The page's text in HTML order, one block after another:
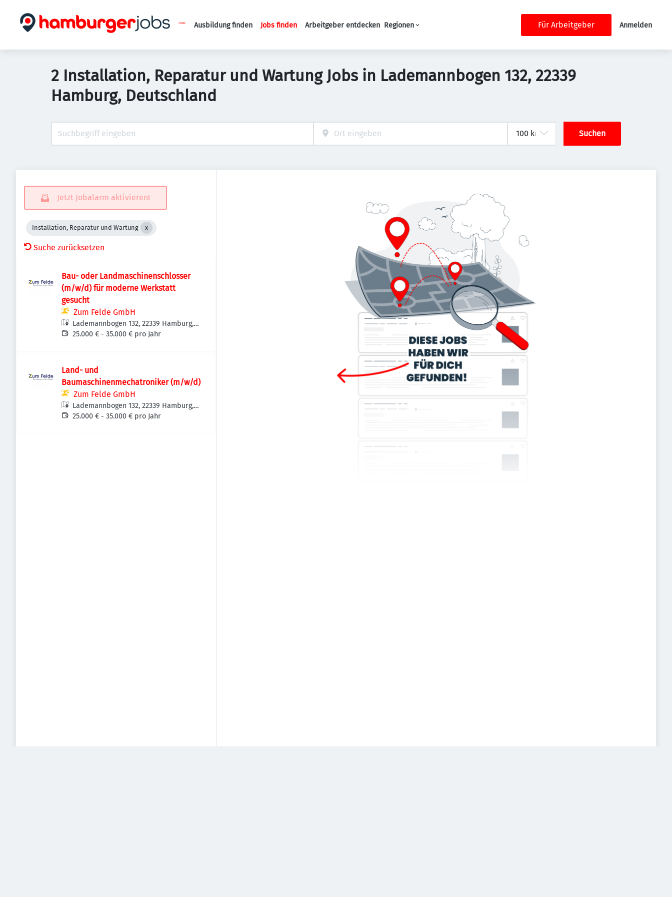
Haupt-Navigation
Ausbildung finden Jobs finden Arbeitgeber entdecken Regionen Für Arbeitgeber Anmelden
2 Installation, Reparatur und Wartung Jobs in Lademannbogen 132, 22339
Hamburg, Deutschland
Suchen
Jetzt Jobalarm aktivieren!
Installation, Reparatur und Wartung
Suche zurücksetzen
Bau- oder Landmaschinenschlosser
(m/w/d) für moderne Werkstatt
gesucht
Zum Felde GmbH
Lademannbogen 132, 22339 Hamburg,
Deutschland
25.000 € - 35.000 € pro Jahr
Land- und
Baumaschinenmechatroniker (m/w/d)
Zum Felde GmbH
Lademannbogen 132, 22339 Hamburg,
Deutschland
25.000 € - 35.000 € pro Jahr